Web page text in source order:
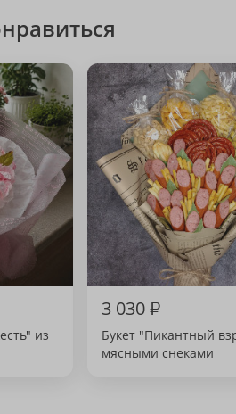
из
3 030₽
Букет "Пикантный
мясными снеками